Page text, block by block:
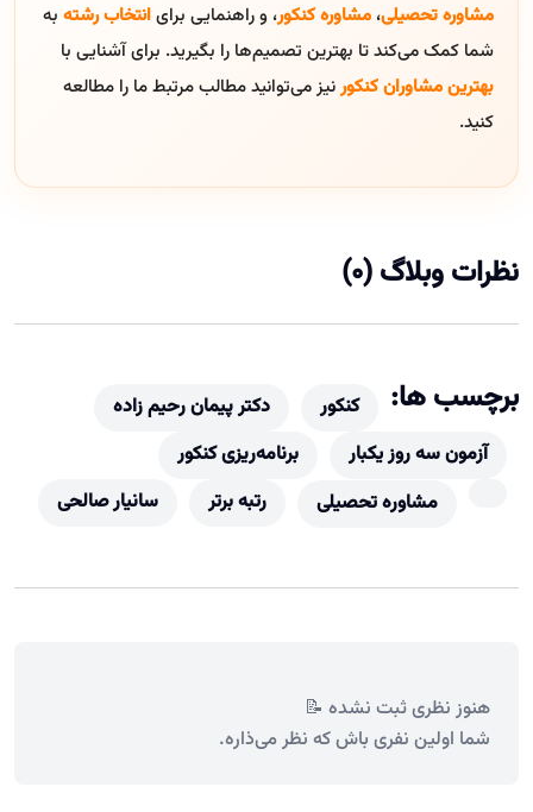
مشاوره تحصیلی، مشاوره کنکور، و راهنمایی برایانتخاب رشته به
شما کمک می‌کند تا بهترین تصمیم‌ها را بگیرید. برای آشنایی با
بهترین مشاوران کنکورنیز می‌توانید مطالب مرتبط ما را مطالعه
کنید.
نظرات وبلاگ (0)
برچسب ها: کنکور
دکتر پیمان رحیم زاده
آزمون سه روز یکبار
برنامه‌ریزی کنکور
مشاوره تحصیلی
رتبه برتر سانیار صالحی
هنوز نظری ثبت نشده 📝
شما اولین نفری باش که نظر می‌ذاره.